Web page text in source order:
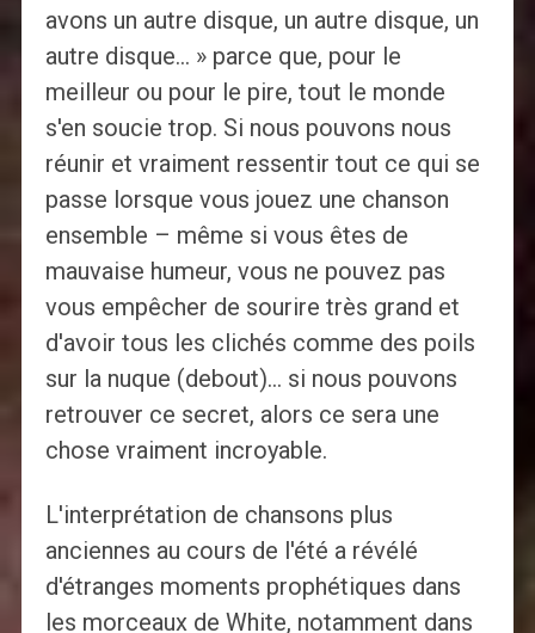
avons un autre disque, un autre disque, un
autre disque… » parce que, pour le
meilleur ou pour le pire, tout le monde
s'en soucie trop. Si nous pouvons nous
réunir et vraiment ressentir tout ce qui se
passe lorsque vous jouez une chanson
ensemble – même si vous êtes de
mauvaise humeur, vous ne pouvez pas
vous empêcher de sourire très grand et
d'avoir tous les clichés comme des poils
sur la nuque (debout)… si nous pouvons
retrouver ce secret, alors ce sera une
chose vraiment incroyable.
L'interprétation de chansons plus
anciennes au cours de l'été a révélé
d'étranges moments prophétiques dans
les morceaux de White, notamment dans